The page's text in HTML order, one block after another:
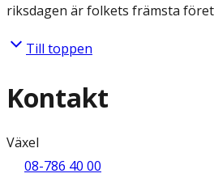
riksdagen är folkets främsta
Till toppen
Kontakt
Växel
08-786 40 00